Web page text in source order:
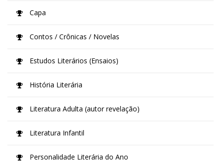
Capa
Contos / Crônicas / Novelas
Estudos Literários (Ensaios)
História Literária
Literatura Adulta (autor revelação)
Literatura Infantil
Personalidade Literária do Ano